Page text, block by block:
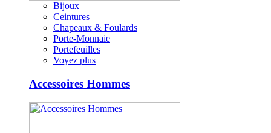
Bijoux
Ceintures
Chapeaux & Foulards
Porte-Monnaie
Portefeuilles
Voyez plus
Accessoires Hommes